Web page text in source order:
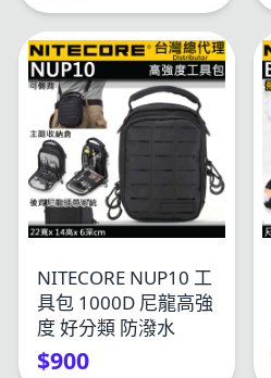
NITECORE NUP10 工
具包 1000D 尼龍高強
度 好分類 防潑水
$900